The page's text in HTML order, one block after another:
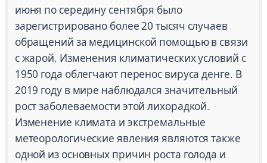
июня по середину сентября было
зарегистрировано более 20 тысяч случаев
обращений за медицинской помощью в связи
с жарой. Изменения климатических условий с
1950 года облегчают перенос вируса денге. В
2019 году в мире наблюдался значительный
рост заболеваемости этой лихорадкой.
Изменение климата и экстремальные
метеорологические явления являются также
одной из основных причин роста голода и